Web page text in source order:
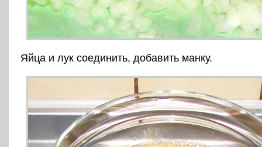
Яйца и лук соединить, добавить манку.